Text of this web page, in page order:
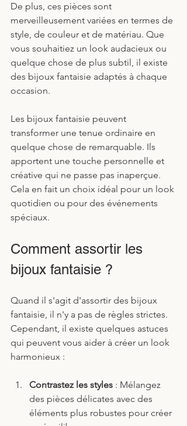
De plus, ces pièces sont
merveilleusement variées en termes de
style, de couleur et de matériau. Que
vous souhaitiez un look audacieux ou
quelque chose de plus subtil, il existe
des bijoux fantaisie adaptés à chaque
occasion.
Les bijoux fantaisie peuvent
transformer une tenue ordinaire en
quelque chose de remarquable. Ils
apportent une touche personnelle et
créative qui ne passe pas inaperçue.
Cela en fait un choix idéal pour un look
quotidien ou pour des événements
spéciaux.
Comment assortir les
bijoux fantaisie ?
Quand il s'agit d'assortir des bijoux
fantaisie, il n'y a pas de règles strictes.
Cependant, il existe quelques astuces
qui peuvent vous aider à créer un look
harmonieux :
Contrastez les styles : Mélangez
des pièces délicates avec des
éléments plus robustes pour créer